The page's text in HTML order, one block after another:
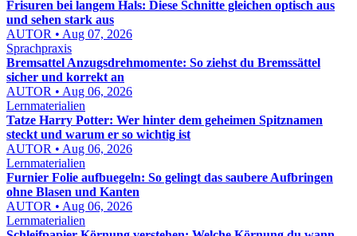
Frisuren bei langem Hals: Diese Schnitte gleichen optisch aus
und sehen stark aus
AUTOR • Aug 07, 2026
Sprachpraxis
Bremsattel Anzugsdrehmomente: So ziehst du Bremssättel
sicher und korrekt an
AUTOR • Aug 06, 2026
Lernmaterialien
Tatze Harry Potter: Wer hinter dem geheimen Spitznamen
steckt und warum er so wichtig ist
AUTOR • Aug 06, 2026
Lernmaterialien
Furnier Folie aufbuegeln: So gelingt das saubere Aufbringen
ohne Blasen und Kanten
AUTOR • Aug 06, 2026
Lernmaterialien